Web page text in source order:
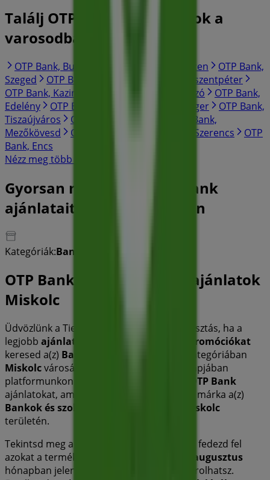
Találj OTP Bank katalogusok a
varosodban
OTP Bank, Budapest OTP Bank, Debrecen
OTP Bank,
Szeged
OTP Bank, Győr
OTP Bank, Sajószentpéter
OTP Bank, Kazincbarcika
OTP Bank, Szikszó
OTP Bank,
Edelény
OTP Bank, Putnok OTP Bank, Eger
OTP Bank,
Tiszaújváros
OTP Bank, Mezőcsát
OTP Bank,
Mezőkövesd
OTP Bank, Ózd OTP Bank, Szerencs
OTP
Bank, Encs
Nézz meg több várost
Gyorsan nézze meg OTP Bank
ajánlatait Miskolc városban
Kategóriák:Bankok és szolgáltatások
OTP Bank katalógusok és ajánlatok
Miskolc
Üdvözlünk a Tiendeo-nál! Ez a legjobb választás, ha a
legjobb ajánlatokat
promóciókat
keresed a(z) Bankok és szolgáltatások
kategóriában
Miskolcvárosában.
hónapjában
platformunkon felfedezheted a legújabb
OTP Bank
ajánlatokat, amely az egyik legnépszerűbb márka a(z)
Bankok és szolgáltatások
Miskolc
területén.
Tekintsd meg a
katalógusait, és fedezd fel
azokat a termékeket, amelyekkel ebben a
augusztus
hónapban jelentős kedvezményekkel vásárolhatsz.